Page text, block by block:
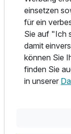
Einzelzimmer
ausgestattet
von der
Sonnenterrasse,
Lassen Sie den
unvergessliche
Sächsischen
einsetzen
für ein
Sie auf "Ich
damit
können Sie
finden Sie
in unserer